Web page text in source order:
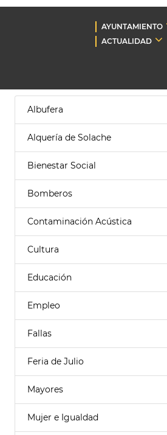
AYUNTAMIENTO
ACTUALIDAD
Albufera
Alquería de Solache
Bienestar Social
Bomberos
Contaminación Acústica
Cultura
Educación
Empleo
Fallas
Feria de Julio
Mayores
Mujer e Igualdad